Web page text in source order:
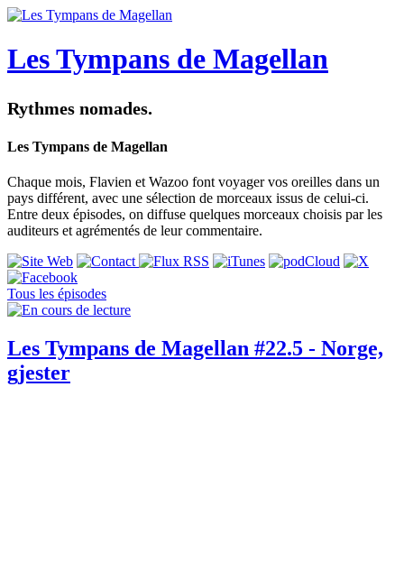
Les Tympans de Magellan
Rythmes nomades.
Les Tympans de Magellan
Chaque mois, Flavien et Wazoo font voyager vos oreilles dans un
pays différent, avec une sélection de morceaux issus de celui-ci.
Entre deux épisodes, on diffuse quelques morceaux choisis par les
auditeurs et agrémentés de leur commentaire.
Tous les épisodes
Les Tympans de Magellan #22.5 - Norge,
gjester